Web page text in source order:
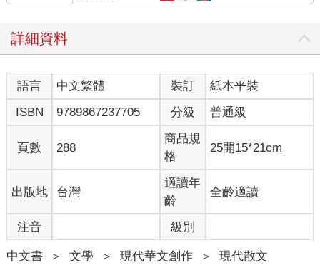
徵召了一些作家到各地戰場，以便進行戰爭宣傳報導。詩人
高見順、小說尾崎士郎被陸軍徵用，以《蒼氓》獲第一屆芥
度完全不同的作品（先是以文學家的悲憫反省了這場戰爭，
卻因書被捕入獄，出獄後，寫作上竟有了完全不同的轉
向）。我想，戰爭對這些作家，絕對是一場心靈的大轟炸。
高見順先後到了緬甸與中國戰場，在得知日本無條件投降的
時候，他彷彿鬆了一口氣寫道：「終於結束了。」當我讀到
他在《敗戰日記》裡寫道「戰爭是人類的疾病，戰後不論戰
勝國還是戰敗國，人類再也無法重建美好的世界」、「如果
你吃薤的鱗莖，或者向金魚跪拜，或許就能躲過炸彈」時，
我想像著這樣一個人是怎麼看待自己的國家成為戰爭之罪的
核心，又是怎麼看待自己成為戰爭裡罪的一員。 而小?在書
裡，曾側寫了一段高見順在緬甸，與一名緬甸女子幽會的場
詳細資料
語言 中文繁體 裝訂
紙本平裝
ISBN
9789867237705 分級 普通級
頁數 288
商品規
格
25開15*21cm
出版地 台灣
適讀年
齡
全齡適讀
注音 級別
中文書 ＞ 文學 ＞ 現代華文創作 ＞ 現代散文